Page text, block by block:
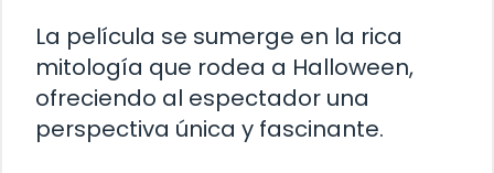
La película se sumerge en la rica
mitología que rodea a Halloween,
ofreciendo al espectador una
perspectiva única y fascinante.